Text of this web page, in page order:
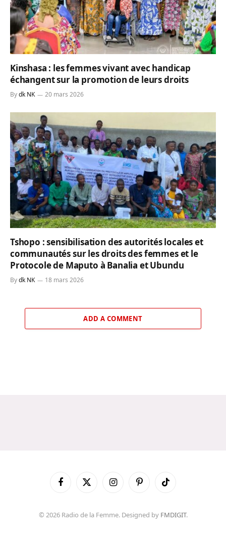
Kinshasa : les femmes vivant avec handicap
échangent sur la promotion de leurs droits
Bydk NK 20 mars 2026
Tshopo : sensibilisation des autorités locales et
communautés sur les droits des femmes et le
Protocole de Maputo à Banalia et Ubundu
Bydk NK 18 mars 2026
ADD A COMMENT
FacebookX
InstagramPinterestTikTok
© 2026 Radio de la Femme. Designed by FMDIGIT.